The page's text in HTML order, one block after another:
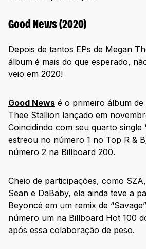
Good News (2020)
Depois de tantos EPs de Megan
álbum é mais do que esperado,
veio em 2020!
Good News é o primeiro álbum de
Thee Stallion lançado em
Coincidindo com seu quarto single
estreou no número 1 no Top R &
número 2 na Billboard 200.
Cheio de participações, como
Sean e DaBaby, ela ainda teve a
Beyoncé em um remix de
número um na Billboard Hot 100
após essa colaboração de peso.